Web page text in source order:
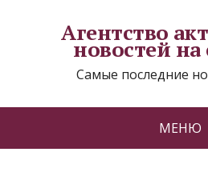
Агентство
новостей на
Самые последние
МЕНЮ